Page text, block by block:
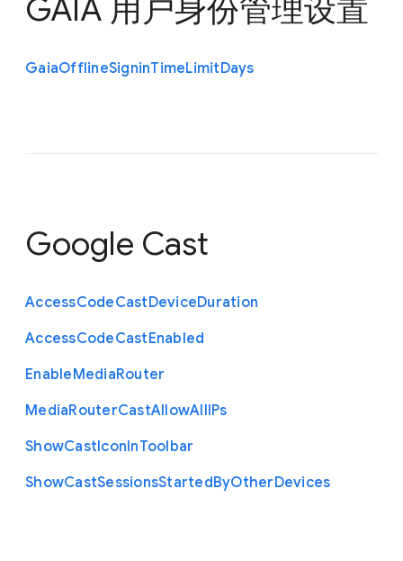
GAIA 用户身份管理设置
GaiaOfflineSigninTimeLimitDays
Google Cast
AccessCodeCastDeviceDuration
AccessCodeCastEnabled
EnableMediaRouter
MediaRouterCastAllowAllIPs
ShowCastIconInToolbar
ShowCastSessionsStartedByOtherDevices